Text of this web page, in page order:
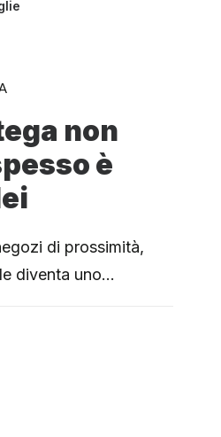
non
è
di prossimità,
diventa uno…